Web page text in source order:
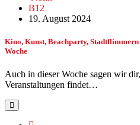
B12
19. August 2024
Kino, Kunst, Beachparty,
Woche
Auch in dieser Woche sagen wir
Veranstaltungen findet…